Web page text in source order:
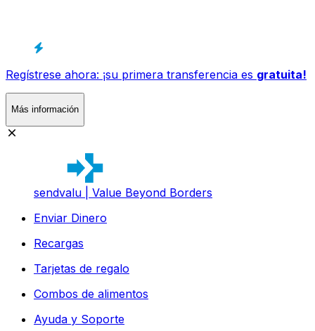
Regístrese ahora: ¡su primera transferencia es gratuita!
Más información
sendvalu | Value Beyond Borders
Enviar Dinero
Recargas
Tarjetas de regalo
Combos de alimentos
Ayuda y Soporte